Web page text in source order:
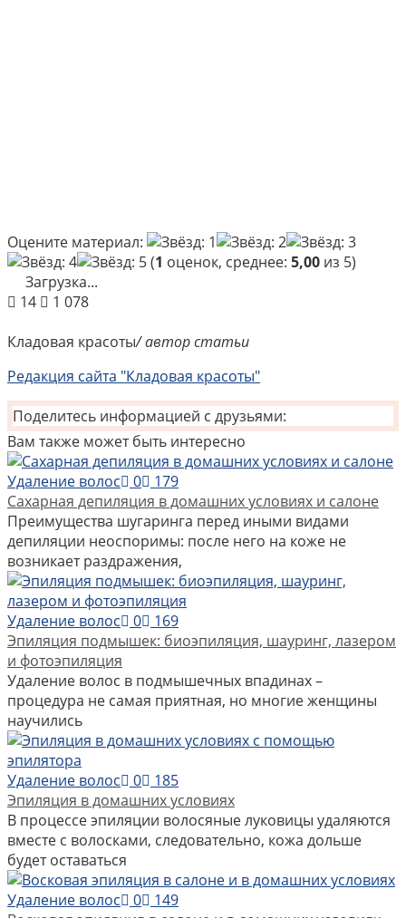
Оцените материал:
(1 оценок, среднее: 5,00 из 5)
Загрузка...
14
1 078
Кладовая красоты/ автор статьи
Редакция сайта "Кладовая красоты"
Поделитесь информацией с друзьями:
Вам также может быть интересно
Удаление волос
0
179
Сахарная депиляция в домашних условиях и салоне
Преимущества шугаринга перед иными видами
депиляции неоспоримы: после него на коже не
возникает раздражения,
Удаление волос 0
169
Эпиляция подмышек: биоэпиляция, шауринг, лазером
и фотоэпиляция
Удаление волос в подмышечных впадинах –
процедура не самая приятная, но многие женщины
научились
Удаление волос 0
185
Эпиляция в домашних условиях
В процессе эпиляции волосяные луковицы удаляются
вместе с волосками, следовательно, кожа дольше
будет оставаться
Удаление волос
0
149